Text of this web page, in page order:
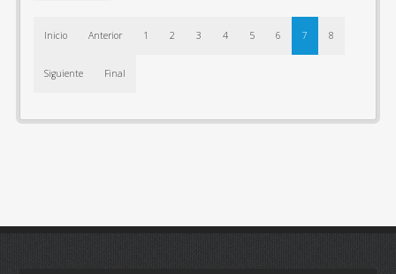
Inicio Anterior 1 2 3 4 5 6 7 8
Siguiente Final